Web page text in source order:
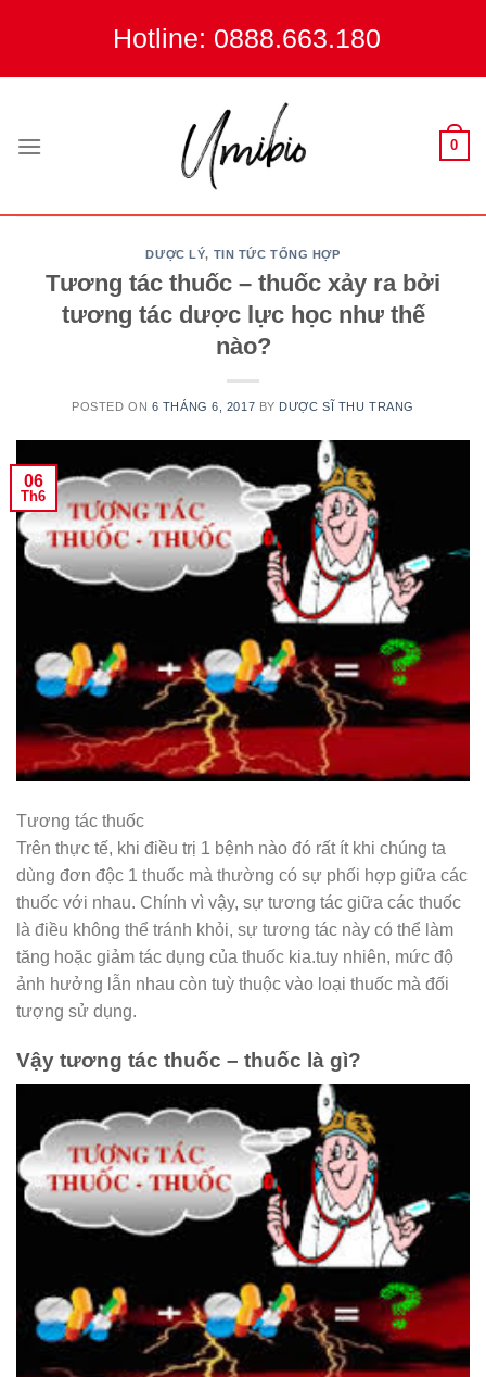
Hotline: 0888.663.180
0
DƯỢC LÝ, TIN TỨC TỔNG HỢP
Tương tác thuốc – thuốc xảy ra bởi
tương tác dược lực học như thế
nào?
POSTED ON 6 THÁNG 6, 2017 BY DƯỢC SĨ THU TRANG
06
Th6
Tương tác thuốc
Trên thực tế, khi điều trị 1 bệnh nào đó rất ít khi chúng ta
dùng đơn độc 1 thuốc mà thường có sự phối hợp giữa các
thuốc với nhau. Chính vì vậy, sự tương tác giữa các thuốc
là điều không thể tránh khỏi, sự tương tác này có thể làm
tăng hoặc giảm tác dụng của thuốc kia.tuy nhiên, mức độ
ảnh hưởng lẫn nhau còn tuỳ thuộc vào loại thuốc mà đối
tượng sử dụng.
Vậy tương tác thuốc – thuốc là gì?